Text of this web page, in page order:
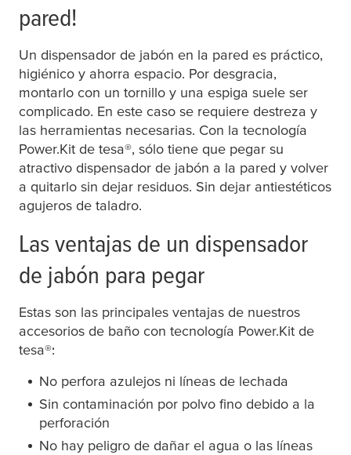
pared!
Un dispensador de jabón en la pared es práctico,
higiénico y ahorra espacio. Por desgracia,
montarlo con un tornillo y una espiga suele ser
complicado. En este caso se requiere destreza y
las herramientas necesarias. Con la tecnología
Power.Kit de tesa®, sólo tiene que pegar su
atractivo dispensador de jabón a la pared y volver
a quitarlo sin dejar residuos. Sin dejar antiestéticos
agujeros de taladro.
Las ventajas de un dispensador
de jabón para pegar
Estas son las principales ventajas de nuestros
accesorios de baño con tecnología Power.Kit de
tesa®:
No perfora azulejos ni líneas de lechada
Sin contaminación por polvo fino debido a la
perforación
No hay peligro de dañar el agua o las líneas